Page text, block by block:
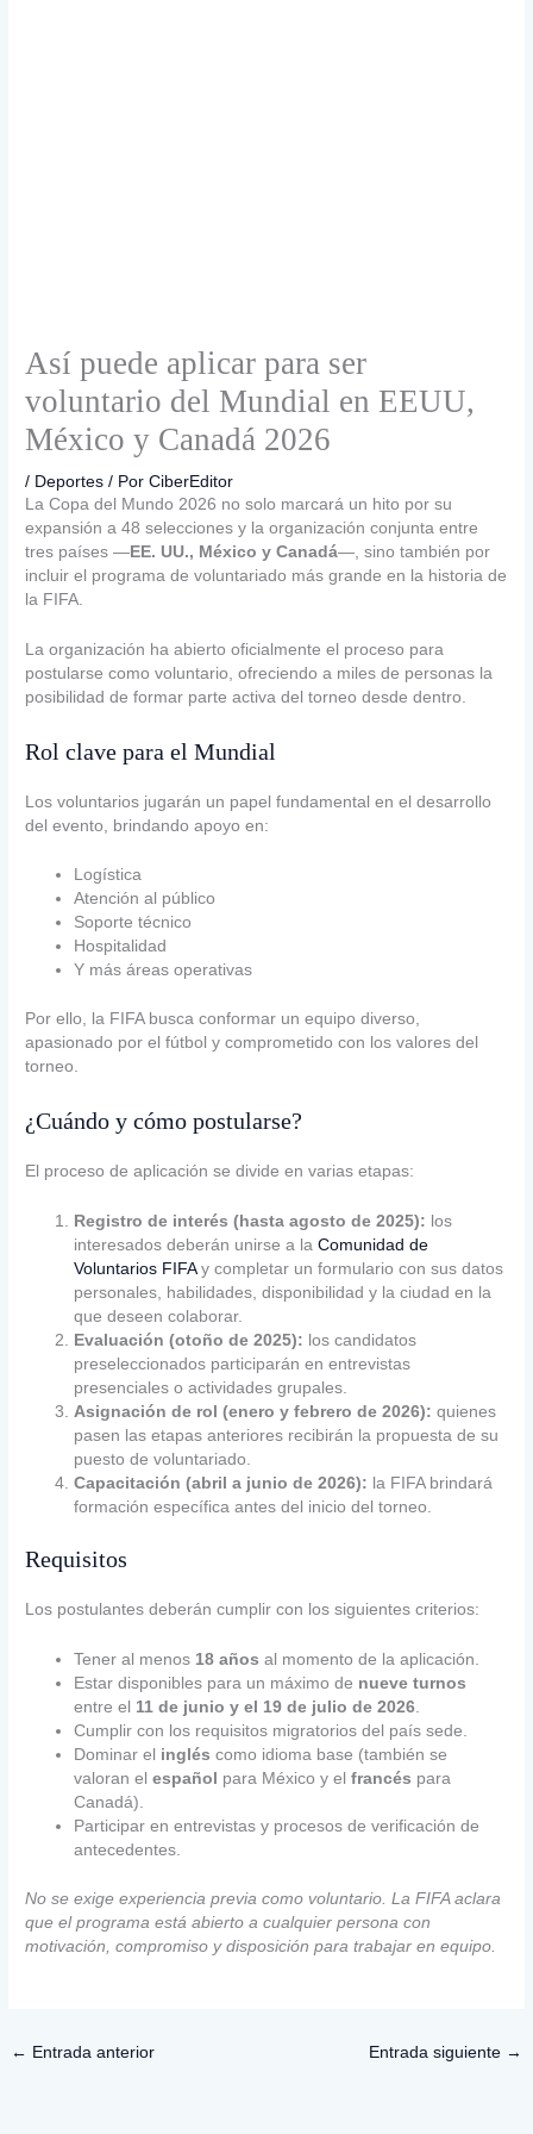
Así puede aplicar para ser
voluntario del Mundial en EEUU,
México y Canadá 2026
/ Deportes / PorCiberEditor
La Copa del Mundo 2026 no solo marcará un hito por su
expansión a 48 selecciones y la organización conjunta entre
tres países — EE. UU., México y Canadá—, sino también por
incluir el programa de voluntariado más grande en la historia de
la FIFA.
La organización ha abierto oficialmente el proceso para
postularse como voluntario, ofreciendo a miles de personas la
posibilidad de formar parte activa del torneo desde dentro.
Rol clave para el Mundial
Los voluntarios jugarán un papel fundamental en el desarrollo
del evento, brindando apoyo en:
Logística
Atención al público
Soporte técnico
Hospitalidad
Y más áreas operativas
Por ello, la FIFA busca conformar un equipo diverso,
apasionado por el fútbol y comprometido con los valores del
torneo.
¿Cuándo y cómo postularse?
El proceso de aplicación se divide en varias etapas:
Registro de interés (hasta agosto de 2025): los
interesados deberán unirse a laComunidad de
Voluntarios FIFAy completar un formulario con sus datos
personales, habilidades, disponibilidad y la ciudad en la
que deseen colaborar.
Evaluación (otoño de 2025): los candidatos
preseleccionados participarán en entrevistas
presenciales o actividades grupales.
Asignación de rol (enero y febrero de 2026): quienes
pasen las etapas anteriores recibirán la propuesta de su
puesto de voluntariado.
Capacitación (abril a junio de 2026): la FIFA brindará
formación específica antes del inicio del torneo.
Requisitos
Los postulantes deberán cumplir con los siguientes criterios:
Tener al menos 18 años al momento de la aplicación.
Estar disponibles para un máximo de nueve turnos
entre el 11 de junio y el 19 de julio de 2026.
Cumplir con los requisitos migratorios del país sede.
Dominar el inglés como idioma base (también se
valoran elespañol para México y elfrancés para
Canadá).
Participar en entrevistas y procesos de verificación de
antecedentes.
No se exige experiencia previa como voluntario. La FIFA aclara
que el programa está abierto a cualquier persona con
motivación, compromiso y disposición para trabajar en equipo.
← Entrada anterior Entrada siguiente →